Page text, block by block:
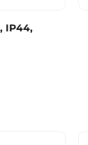
IP44,